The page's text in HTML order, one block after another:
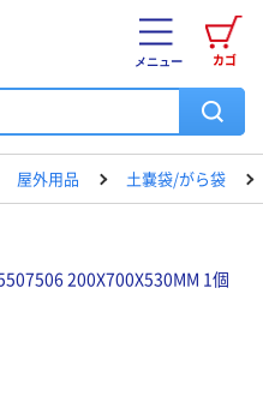
カゴ
メニュー
屋外用品 土嚢袋/がら袋
200X700X530MM 1個